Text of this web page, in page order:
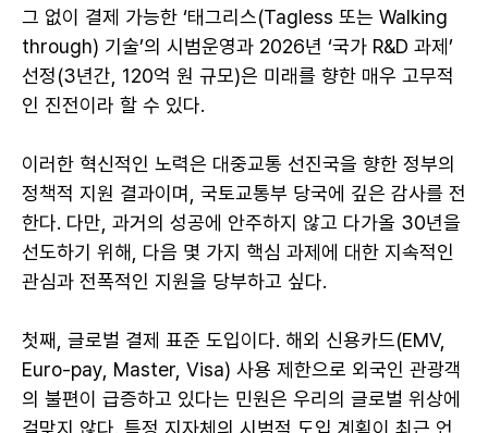
그 없이 결제 가능한 ‘태그리스(Tagless 또는 Walking
through) 기술’의 시범운영과 2026년 ‘국가 R&D 과제’
선정(3년간, 120억 원 규모)은 미래를 향한 매우 고무적
인 진전이라 할 수 있다.
이러한 혁신적인 노력은 대중교통 선진국을 향한 정부의
정책적 지원 결과이며, 국토교통부 당국에 깊은 감사를 전
한다. 다만, 과거의 성공에 안주하지 않고 다가올 30년을
선도하기 위해, 다음 몇 가지 핵심 과제에 대한 지속적인
관심과 전폭적인 지원을 당부하고 싶다.
첫째, 글로벌 결제 표준 도입이다. 해외 신용카드(EMV,
Euro-pay, Master, Visa) 사용 제한으로 외국인 관광객
의 불편이 급증하고 있다는 민원은 우리의 글로벌 위상에
걸맞지 않다. 특정 지자체의 시범적 도입 계획이 최근 언